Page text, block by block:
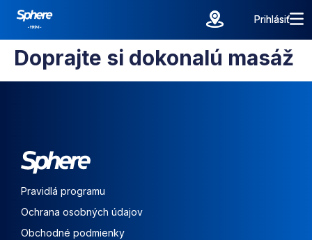
Prihlásiť
Prihlásiť
Doprajte si dokonalú masáž
Pravidlá programu
Ochrana osobných údajov
Obchodné podmienky